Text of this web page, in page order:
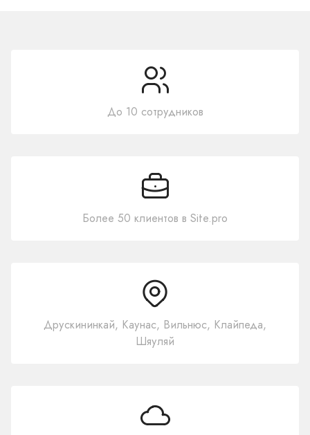
До 10 сотрудников
Более 50 клиентов в Site.pro
Друскининкай, Каунас, Вильнюс, Клайпеда,
Шяуляй